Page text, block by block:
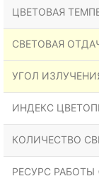
ЦВЕТОВАЯ
СВЕТОВАЯ
УГОЛ
ИНДЕКС
КОЛИЧЕСТВО
РЕСУРС РАБОТЫ